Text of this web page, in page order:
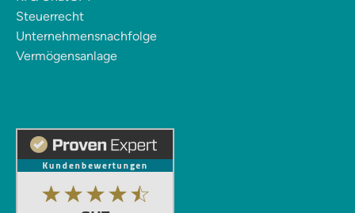
Steuerrecht
Unternehmensnachfolge
Vermögensanlage